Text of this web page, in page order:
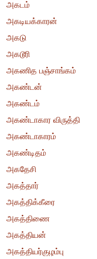
அகடம்
அகடியக்காரன்
அகடு
அகடூரி
அகணித பஞ்சாங்கம்
அகண்டன்
அகண்டம்
அகண்டாகார விருத்தி
அகண்டாகாரம்
அகண்டிதம்
அகதேசி
அகத்தார்
அகத்திக்கீரை
அகத்திணை
அகத்தியன்
அகத்தியர்குழம்பு